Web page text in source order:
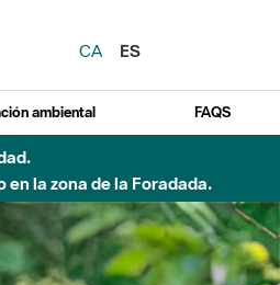
CA
ES
ambiental FAQS
la zona de la Foradada.